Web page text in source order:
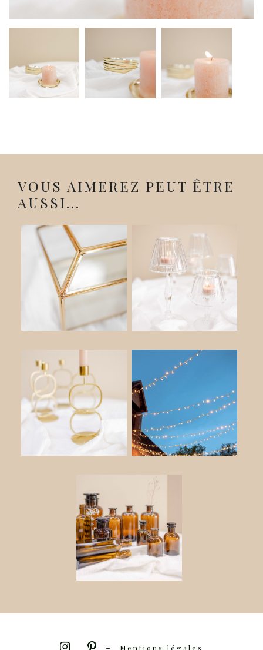
VOUS AIMEREZ PEUT ÊTRE
AUSSI...
- Mentions légales